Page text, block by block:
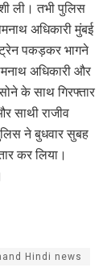
ली। तभी पुलिस
अधिकारी मुंबई
पकड़कर भागने
अधिकारी और
के साथ गिरफ्तार
साथी राजीव
ने बुधवार सुबह
कर लिया।
Hindi news